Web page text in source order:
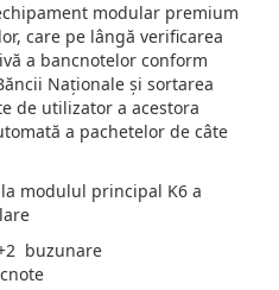
modular premium
care pe lângă verificarea
a bancnotelor conform
Naționale și sortarea
de utilizator a acestora
a pachetelor de câte
modulul principal K6 a
buzunare